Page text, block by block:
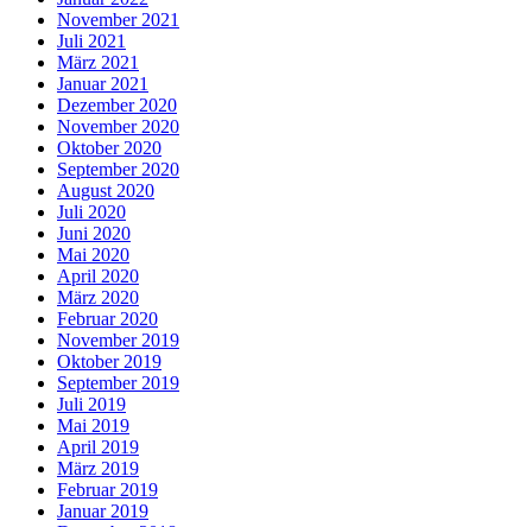
November 2021
Juli 2021
März 2021
Januar 2021
Dezember 2020
November 2020
Oktober 2020
September 2020
August 2020
Juli 2020
Juni 2020
Mai 2020
April 2020
März 2020
Februar 2020
November 2019
Oktober 2019
September 2019
Juli 2019
Mai 2019
April 2019
März 2019
Februar 2019
Januar 2019